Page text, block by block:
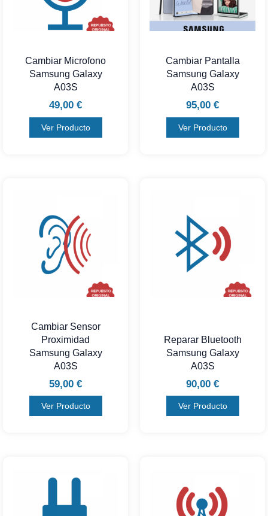
Cambiar Microfono
Samsung Galaxy
A03S
49,00 €
Ver Producto
Cambiar Pantalla
Samsung Galaxy
A03S
95,00 €
Ver Producto
Cambiar Sensor
Proximidad
Samsung Galaxy
A03S
59,00 €
Ver Producto
Reparar Bluetooth
Samsung Galaxy
A03S
90,00 €
Ver Producto